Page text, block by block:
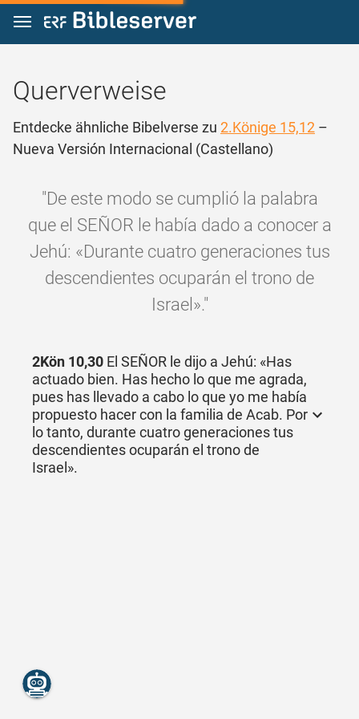
Zum Inhalt springen
Querverweise
Entdecke ähnliche Bibelverse zu 2.Könige 15,12 –
Nueva Versión Internacional (Castellano)
"De este modo se cumplió la palabra
que el SEÑOR le había dado a conocer a
Jehú: «Durante cuatro generaciones tus
descendientes ocuparán el trono de
Israel»."
2Kön 10,30 El SEÑOR le dijo a Jehú: «Has
actuado bien. Has hecho lo que me agrada,
pues has llevado a cabo lo que yo me había
propuesto hacer con la familia de Acab. Por
lo tanto, durante cuatro generaciones tus
descendientes ocuparán el trono de
Israel».